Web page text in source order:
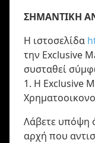
ΣΗΜΑΝΤΙΚΗ
Η ιστοσελίδα
την Exclusive
συσταθεί
1. Η Exclusive
Λάβετε υπόψη
αρχή που